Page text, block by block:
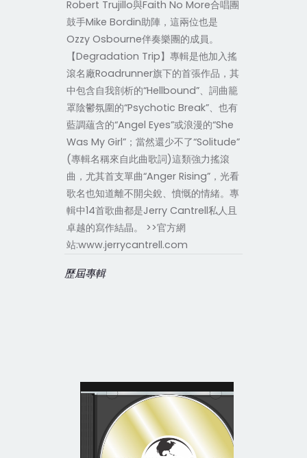
Robert Trujillo與Faith No More合唱團
鼓手Mike Bordin助陣，這兩位也是
Ozzy Osbourne伴奏樂團的成員。
【Degradation Trip】專輯是他加入搖
滾名廠Roadrunner旗下的首張作品，其
中包含自我剖析的“Hellbound”、詞曲籠
罩陰鬱氛圍的“Psychotic Break”、也有
藍調蘊含的“Angel Eyes”或浪漫的“She
Was My Girl”；當然還少不了“Solitude”
(專輯名稱來自此曲歌詞)這類強力搖滾
曲，尤其首支單曲“Anger Rising”，光看
歌名也知道離不開尖銳、憤慨的情緒。專
輯中14首歌曲都是Jerry Cantrell私人且
卓越的寫作結晶。 >>官方網
站:www.jerrycantrell.com
歷屆專輯